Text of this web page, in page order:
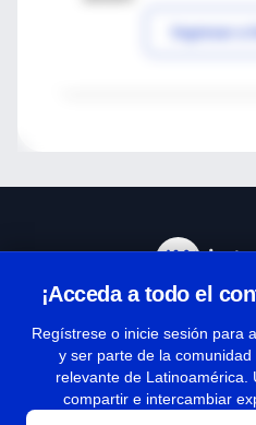
Ingresar a
¡Acceda a todo el
Regístrese o inicie sesión para
y ser parte de la
relevante de Latinoamérica.
compartir e intercambiar
Términos y
| Políticas de